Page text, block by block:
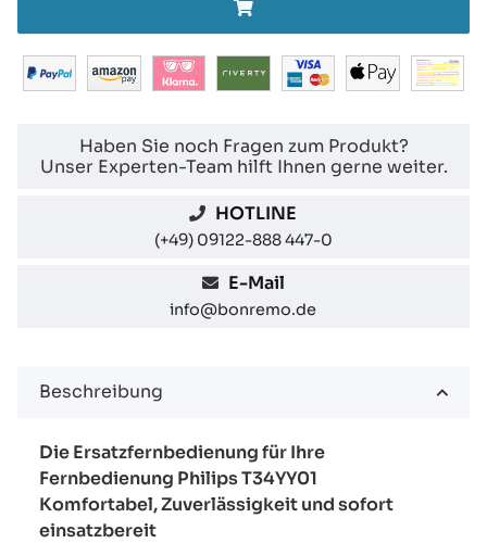
Haben Sie noch Fragen zum Produkt?
Unser Experten-Team hilft Ihnen gerne weiter.
HOTLINE
(+49) 09122-888 447-0
E-Mail
info@bonremo.de
Beschreibung
Die Ersatzfernbedienung für Ihre
Fernbedienung Philips T34YY01
Komfortabel, Zuverlässigkeit und sofort
einsatzbereit